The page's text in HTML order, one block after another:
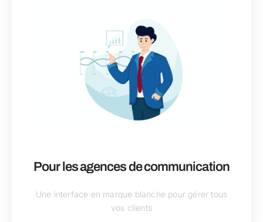
Pour les agences de communication
Une interface en marque blanche pour gérer tous
vos clients